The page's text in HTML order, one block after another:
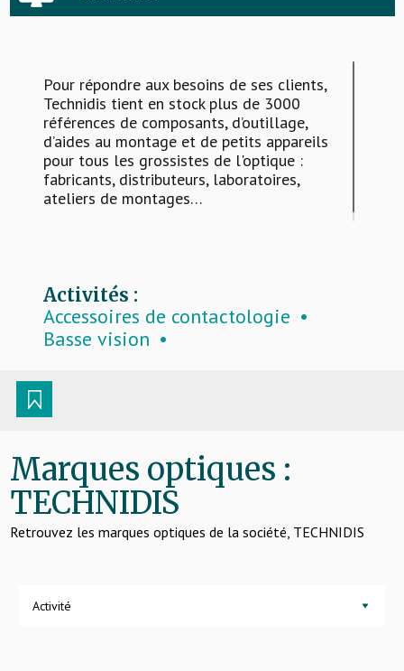
Pour répondre aux besoins de ses clients,
Technidis tient en stock plus de 3000
références de composants, d’outillage,
d’aides au montage et de petits appareils
pour tous les grossistes de l'optique :
fabricants, distributeurs, laboratoires,
ateliers de montages…
Activités :
Accessoires de contactologie
Basse vision
Consommables en atelier
Pansements Orthoptiques
Péniches
Prismes et usinage
Marques optiques :
TECHNIDIS
Retrouvez les marques optiques de la société, TECHNIDIS
Activité